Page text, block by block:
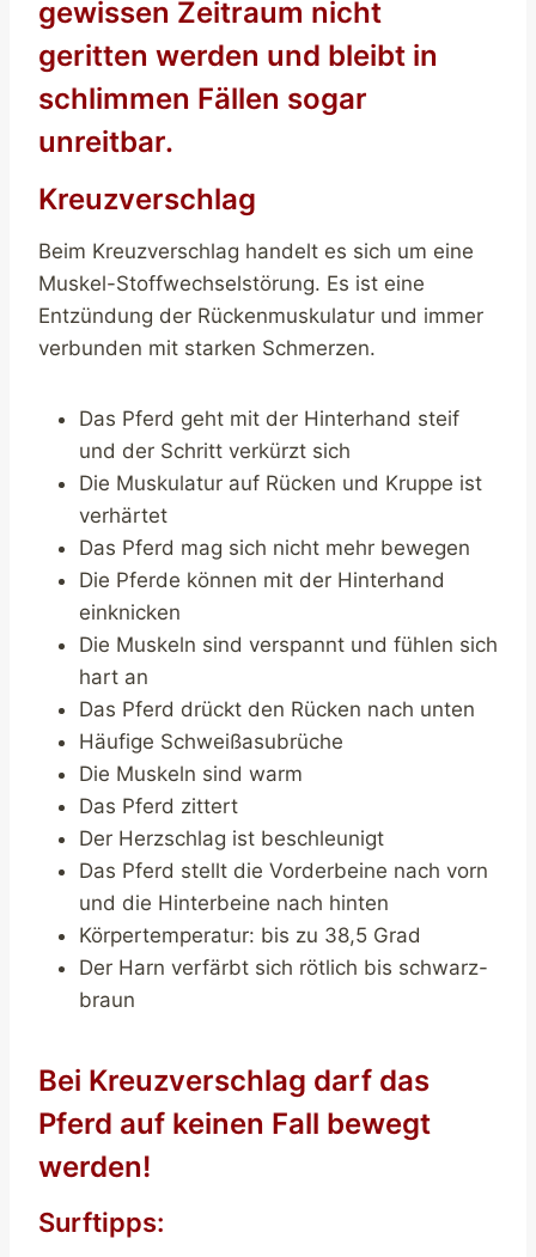
gewissen Zeitraum nicht
geritten werden und bleibt in
schlimmen Fällen sogar
unreitbar.
Kreuzverschlag
Beim Kreuzverschlag handelt es sich um eine
Muskel-Stoffwechselstörung. Es ist eine
Entzündung der Rückenmuskulatur und immer
verbunden mit starken Schmerzen.
Das Pferd geht mit der Hinterhand steif
und der Schritt verkürzt sich
Die Muskulatur auf Rücken und Kruppe ist
verhärtet
Das Pferd mag sich nicht mehr bewegen
Die Pferde können mit der Hinterhand
einknicken
Die Muskeln sind verspannt und fühlen sich
hart an
Das Pferd drückt den Rücken nach unten
Häufige Schweißasubrüche
Die Muskeln sind warm
Das Pferd zittert
Der Herzschlag ist beschleunigt
Das Pferd stellt die Vorderbeine nach vorn
und die Hinterbeine nach hinten
Körpertemperatur: bis zu 38,5 Grad
Der Harn verfärbt sich rötlich bis schwarz-
braun
Bei Kreuzverschlag darf das
Pferd auf keinen Fall bewegt
werden!
Surftipps: